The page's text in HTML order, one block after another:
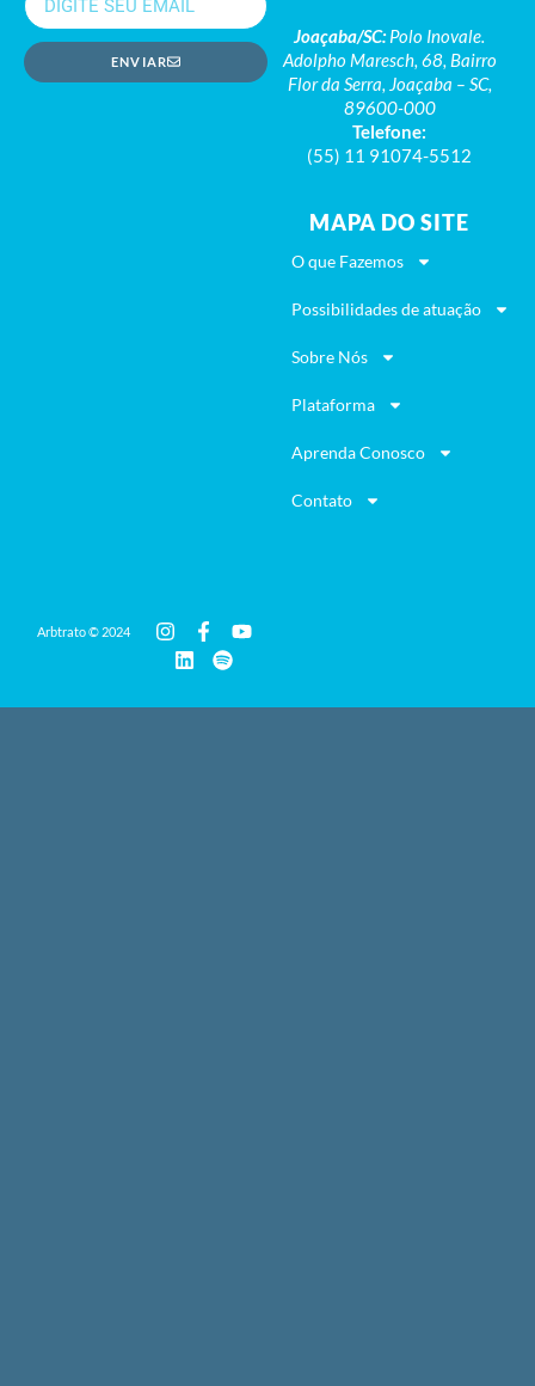
ENVIAR
Joaçaba/SC:Polo Inovale.
Adolpho Maresch, 68, Bairro
Flor da Serra, Joaçaba – SC,
89600-000
Telefone:
(55) 11 91074-5512
MAPA DO SITE
O que Fazemos
Possibilidades de atuação
Sobre Nós
Plataforma
Aprenda Conosco
Contato
Arbtrato © 2024